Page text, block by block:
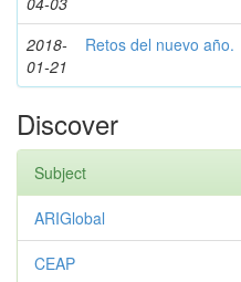
2018-
01-21
Retos del nuevo año.
Discover
Subject
ARIGlobal
CEAP